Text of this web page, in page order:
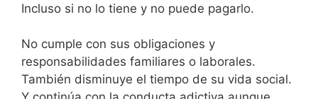
Incluso si no lo tiene y no puede pagarlo.
No cumple con sus obligaciones y
responsabilidades familiares o laborales.
También disminuye el tiempo de su vida social.